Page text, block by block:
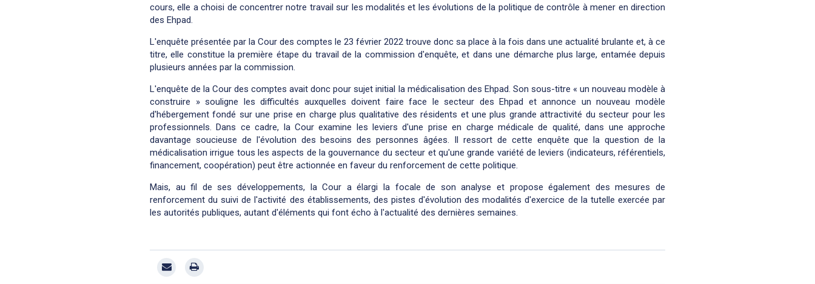
cours, elle a choisi de concentrer notre travail sur les modalités et les évolutions de la politique de contrôle à mener en direction
des Ehpad.
L'enquête présentée par la Cour des comptes le 23 février 2022 trouve donc sa place à la fois dans une actualité brulante et, à ce
titre, elle constitue la première étape du travail de la commission d'enquête, et dans une démarche plus large, entamée depuis
plusieurs années par la commission.
L'enquête de la Cour des comptes avait donc pour sujet initial la médicalisation des Ehpad. Son sous-titre « un nouveau modèle à
construire » souligne les difficultés auxquelles doivent faire face le secteur des Ehpad et annonce un nouveau modèle
d'hébergement fondé sur une prise en charge plus qualitative des résidents et une plus grande attractivité du secteur pour les
professionnels. Dans ce cadre, la Cour examine les leviers d'une prise en charge médicale de qualité, dans une approche
davantage soucieuse de l'évolution des besoins des personnes âgées. Il ressort de cette enquête que la question de la
médicalisation irrigue tous les aspects de la gouvernance du secteur et qu'une grande variété de leviers (indicateurs, référentiels,
financement, coopération) peut être actionnée en faveur du renforcement de cette politique.
Mais, au fil de ses développements, la Cour a élargi la focale de son analyse et propose également des mesures de
renforcement du suivi de l'activité des établissements, des pistes d'évolution des modalités d'exercice de la tutelle exercée par
les autorités publiques, autant d'éléments qui font écho à l'actualité des dernières semaines.